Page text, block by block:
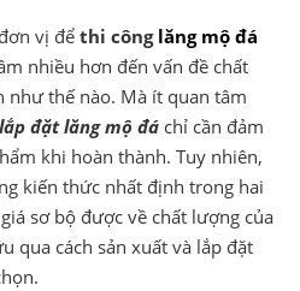
vị để thi cônglăng mộ đá
nhiều hơn đến vấn đề chất
như thế nào. Mà ít quan tâm
đặt lăng mộ đá chỉ cần đảm
khi hoàn thành. Tuy nhiên,
kiến thức nhất định trong hai
sơ bộ được về chất lượng của
qua cách sản xuất và lắp đặt